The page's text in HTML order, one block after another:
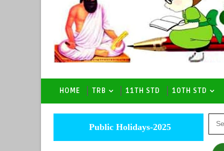
HOME TRB 11TH STD 10TH STD
Public Holidays-2025